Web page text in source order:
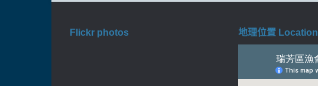
Flickr photos 地理位置 Location